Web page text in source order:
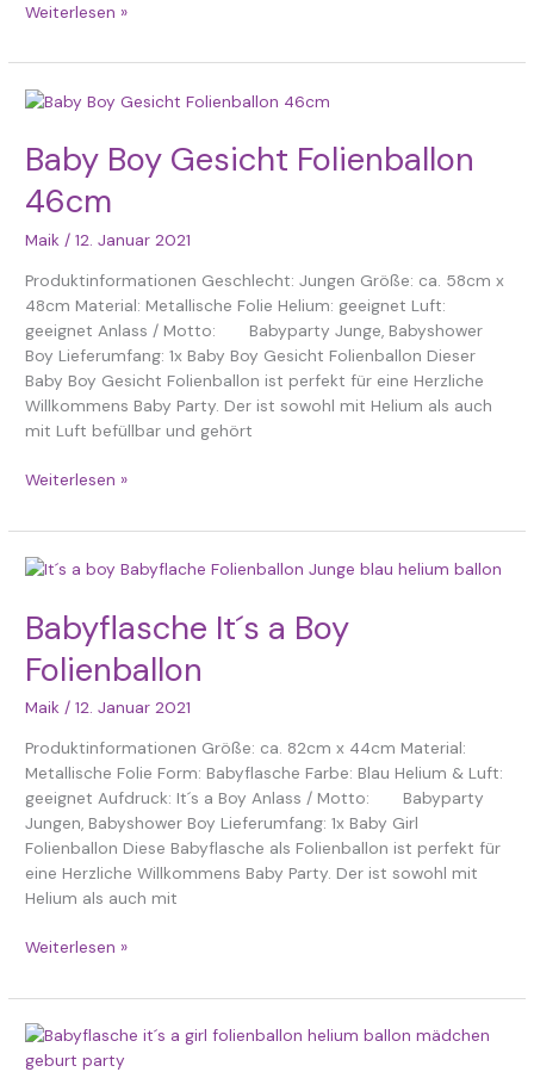
Weiterlesen »
Baby Boy Gesicht Folienballon
46cm
Maik/12. Januar 2021
Produktinformationen Geschlecht: Jungen Größe: ca. 58cm x
48cm Material: Metallische Folie Helium: geeignet Luft:
geeignet Anlass / Motto: Babyparty Junge, Babyshower
Boy Lieferumfang: 1x Baby Boy Gesicht Folienballon Dieser
Baby Boy Gesicht Folienballon ist perfekt für eine Herzliche
Willkommens Baby Party. Der ist sowohl mit Helium als auch
mit Luft befüllbar und gehört
Baby
Gesicht
Folienballon
46cm
Weiterlesen »
Babyflasche It´s a Boy
Folienballon
Maik/12. Januar 2021
Produktinformationen Größe: ca. 82cm x 44cm Material:
Metallische Folie Form: Babyflasche Farbe: Blau Helium & Luft:
geeignet Aufdruck: It´s a Boy Anlass / Motto: Babyparty
Jungen, Babyshower Boy Lieferumfang: 1x Baby Girl
Folienballon Diese Babyflasche als Folienballon ist perfekt für
eine Herzliche Willkommens Baby Party. Der ist sowohl mit
Helium als auch mit
Babyflasche
´s
a
Boy
Weiterlesen »
Babyflasche
It